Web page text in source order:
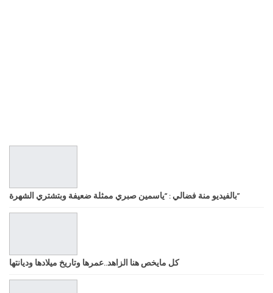
بالفيديو منة فضالي : “ياسمين صبري ممثلة ضعيفة وبتشتري الشهرة”
كل مايخص هنا الزاهد..عمرها وتاريخ ميلادها وديانتها